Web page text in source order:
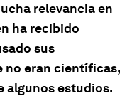
relevancia en
ha recibido
sus
no eran científicas,
algunos estudios.